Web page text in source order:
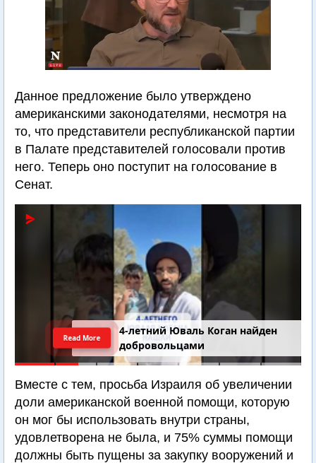
Данное предложение было утверждено
американскими законодателями, несмотря на
то, что представители республиканской партии
в Палате представителей голосовали против
него. Теперь оно поступит на голосование в
Сенат.
4-летний Юваль Коган найден
добровольцами
Read More
Вместе с тем, просьба Израиля об увеличении
доли американской военной помощи, которую
он мог бы использовать внутри страны,
удовлетворена не была, и 75% суммы помощи
должны быть пущены за закупку вооружений и